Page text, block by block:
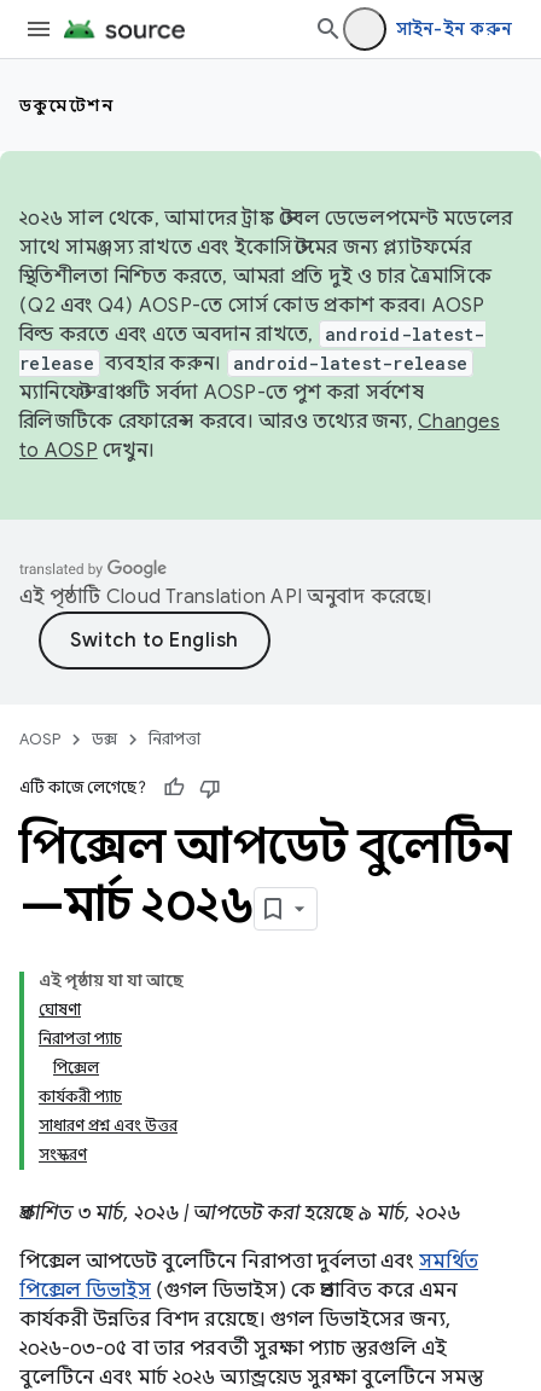
সাইন-ইন করুন
ডকুমেন্টেশন
২০২৬ সাল থেকে, আমাদের ট্রাঙ্ক স্টেবল ডেভেলপমেন্ট মডেলের
সাথে সামঞ্জস্য রাখতে এবং ইকোসিস্টেমের জন্য প্ল্যাটফর্মের
স্থিতিশীলতা নিশ্চিত করতে, আমরা প্রতি দুই ও চার ত্রৈমাসিকে
(Q2 এবং Q4) AOSP-তে সোর্স কোড প্রকাশ করব। AOSP
বিল্ড করতে এবং এতে অবদান রাখতে,
android-latest-
release ব্যবহার করুন। android-latest-release
ম্যানিফেস্ট ব্রাঞ্চটি সর্বদা AOSP-তে পুশ করা সর্বশেষ
রিলিজটিকে রেফারেন্স করবে। আরও তথ্যের জন্য, Changes
to AOSP দেখুন।
এই পৃষ্ঠাটি Cloud Translation API অনুবাদ করেছে।
AOSP ডক্স নিরাপত্তা
এটি কাজে লেগেছে?
পিক্সেল আপডেট বুলেটিন
—মার্চ ২০২৬
এই পৃষ্ঠায় যা যা আছে
ঘোষণা
নিরাপত্তা প্যাচ
পিক্সেল
কার্যকরী প্যাচ
সাধারণ প্রশ্ন এবং উত্তর
সংস্করণ
প্রকাশিত ৩ মার্চ, ২০২৬ | আপডেট করা হয়েছে ৯ মার্চ, ২০২৬
পিক্সেল আপডেট বুলেটিনে নিরাপত্তা দুর্বলতা এবং সমর্থিত
পিক্সেল ডিভাইস (গুগল ডিভাইস) কে প্রভাবিত করে এমন
কার্যকরী উন্নতির বিশদ রয়েছে। গুগল ডিভাইসের জন্য,
২০২৬-০৩-০৫ বা তার পরবর্তী সুরক্ষা প্যাচ স্তরগুলি এই
বুলেটিনে এবং মার্চ ২০২৬ অ্যান্ড্রয়েড সুরক্ষা বুলেটিনে সমস্ত